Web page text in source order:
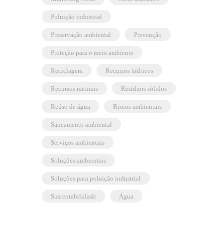
poluição industrial
preservação ambiental prevenção
proteção para o meio ambiente
reciclagem recursos hídricos
recursos naturais resíduos sólidos
reúso de água riscos ambientais
saneamento ambiental
serviços ambientais
soluções ambientais
soluções para poluição industrial
sustentabilidade água